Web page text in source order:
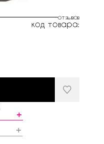
отзывов
код товара:
＋
＋